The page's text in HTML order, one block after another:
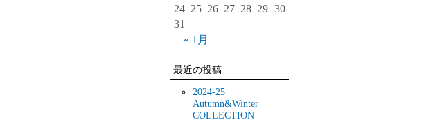
« 1月
24 25 26 27 28 29 30
31
最近の投稿
2024-25
Autumn&Winter
COLLECTION